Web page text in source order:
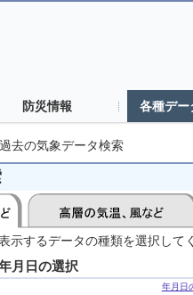
防災情報 各種デー
過去の気象データ検索
示するデータの種類を選択して
月日の選択
年月日